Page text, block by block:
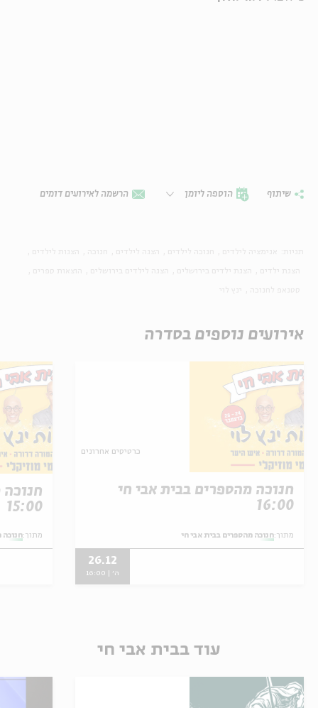
שיתוף הוספה ליומן הרשמה לאירועים דומים
אירועים נוספים בסדרה
כרטיסים אחרונים
חנוכה מהספרים בבית אבי חי
16:00
מתוך:חנוכה מהספרים בבית אבי חי
26.12
ה' | 16:00
חנוכה
15:00
מתוך:חנוכה
עוד בבית אבי חי